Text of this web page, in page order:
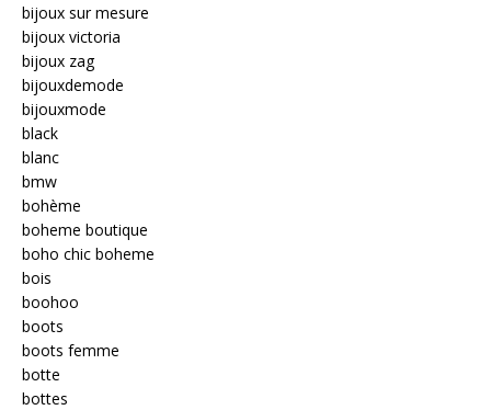
bijoux sur mesure
bijoux victoria
bijoux zag
bijouxdemode
bijouxmode
black
blanc
bmw
bohème
boheme boutique
boho chic boheme
bois
boohoo
boots
boots femme
botte
bottes